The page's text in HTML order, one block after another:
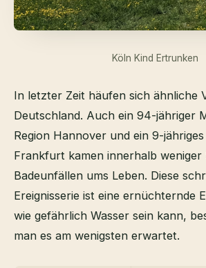
Köln Kind Ertrunken
In letzter Zeit häufen sich ähnliche
Deutschland. Auch ein 94-jähriger
Region Hannover und ein 9-
Frankfurt kamen innerhalb weniger
Badeunfällen ums Leben. Diese
Ereignisserie ist eine ernüchternde
wie gefährlich Wasser sein kann,
man es am wenigsten erwartet.